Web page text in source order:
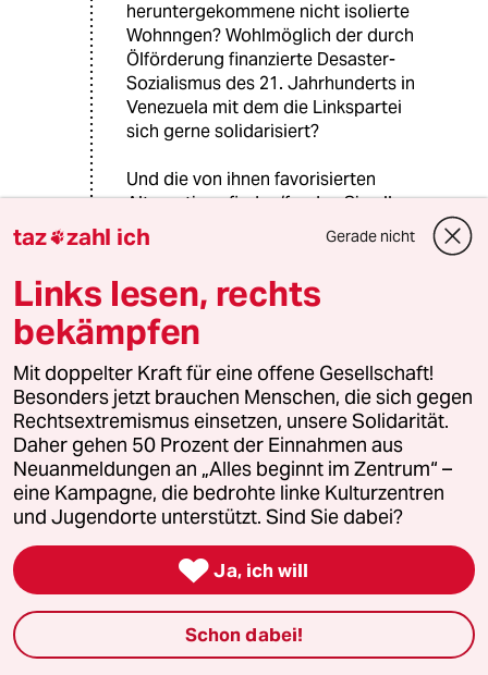
heruntergekommene nicht isolierte
Wohnngen? Wohlmöglich der durch
Ölförderung finanzierte Desaster-
Sozialismus des 21. Jahrhunderts in
Venezuela mit dem die Linkspartei
sich gerne solidarisiert?
Und die von ihnen favorisierten
Alternativen finden/fanden Sie alle
nur in den kapitalistischen Ländern.
J Jandebuur
26.09.2019
@Frau Kirschgrün:
Frau Kirschgrün,ich folge auch des
öfteren Ihren Beiträgen,nennen sie
doch auch bitte Ihren Beruf.
Ich bin Landwirtschaftsmeister und
Biobauer seit vielen Jahren.
BH Bernhard Hellweg
@Frau Kirschgrün:
taz zahl ich Gerade nicht
Links lesen, rechts
bekämpfen
Mit doppelter Kraft für eine offene Gesellschaft!
Besonders jetzt brauchen Menschen, die sich gegen
Rechtsextremismus einsetzen, unsere Solidarität.
Daher gehen 50 Prozent der Einnahmen aus
Neuanmeldungen an „Alles beginnt im Zentrum“ –
eine Kampagne, die bedrohte linke Kulturzentren
und Jugendorte unterstützt. Sind Sie dabei?
 Ja, ich will
Schon dabei!